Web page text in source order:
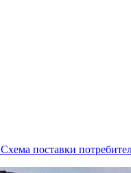
Схема поставки